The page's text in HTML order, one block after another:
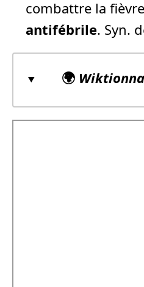
combattre la
antifébrile. Syn.
🌍